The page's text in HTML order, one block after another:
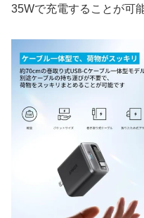
35Wで充電することが可